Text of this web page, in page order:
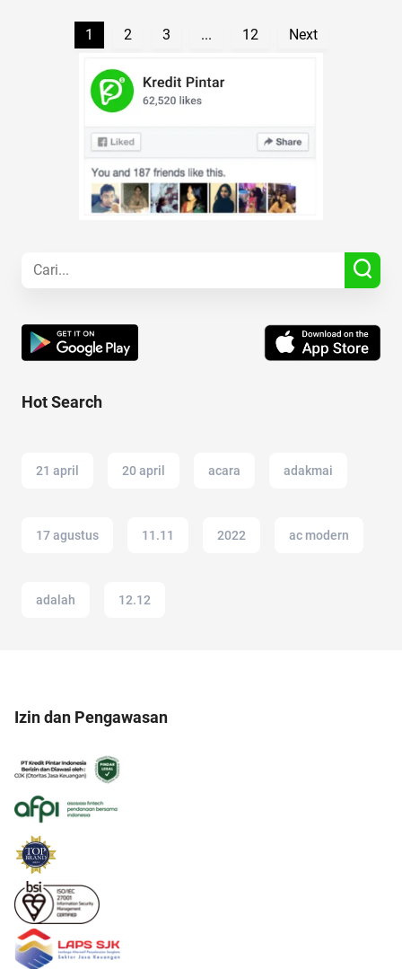
1 2 3 ... 12 Next
Hot Search
21 april 20 april acara adakmai
17 agustus 11.11 2022 ac modern
adalah 12.12
Izin dan Pengawasan